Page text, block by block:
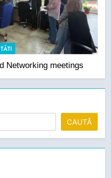
Networking meetings
CAUTĂ